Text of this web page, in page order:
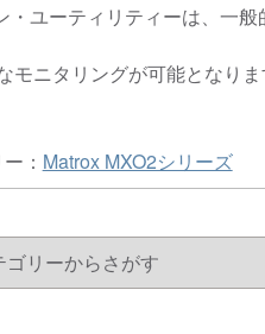
・ユーティリティーは、一
ニタリングが可能となりま
： Matrox MXO2シリーズ